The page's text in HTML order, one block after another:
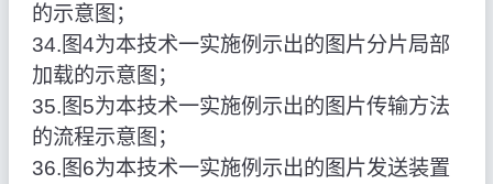
的示意图；
34.图4为本技术一实施例示出的图片分片局部
加载的示意图；
35.图5为本技术一实施例示出的图片传输方法
的流程示意图；
36.图6为本技术一实施例示出的图片发送装置